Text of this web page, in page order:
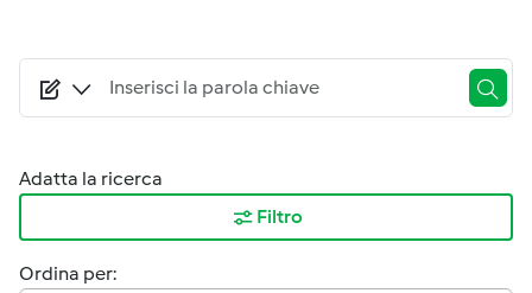
Adatta la ricerca
Filtro
Ordina per: